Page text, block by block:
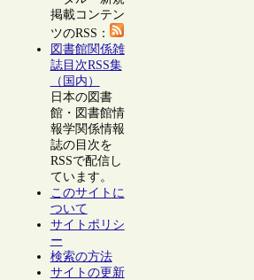
掲載コンテン
ツのRSS：
図書館関係雑
誌目次RSS集
（国内）
日本の図書
館・図書館情
報学関係情報
誌の目次を
RSSで配信し
ています。
このサイトに
ついて
サイトポリシ
ー
検索の方法
サイトの更新